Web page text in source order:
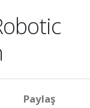
Paylaş